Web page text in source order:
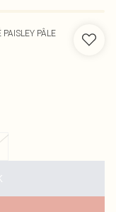
PÂLE